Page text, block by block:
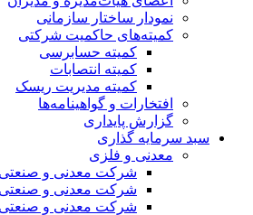
نمودار ساختار سازمانی
کمیته‌های حاکمیت شرکتی
کمیته حسابرسی
کمیته انتصابات
کمیته مدیریت ریسک
افتخارات و گواهینامه‌ها
گزارش پایداری
سبد سرمایه گذاری
معدنی و فلزی
شرکت معدنی و صنعتی
شرکت معدنی و صنعتی
شرکت معدنی و